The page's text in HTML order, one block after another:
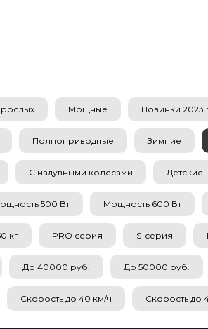
Мощные Новинки 2023
Полноприводные Зимние
С надувными колёсами Детские
500 Вт Мощность 600 Вт
кг PRO серия S-серия
До 40000 руб. До 50000 руб.
Скорость до 40 км/ч Скорость до